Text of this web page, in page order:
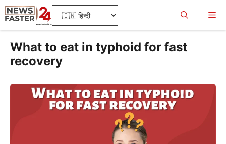
Skip
to
What to eat in typhoid for fast
recovery